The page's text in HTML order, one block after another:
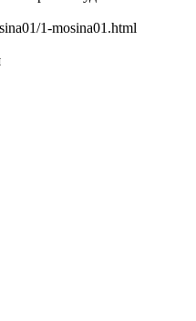
1-mosina01.html